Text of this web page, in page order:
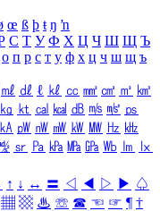
œ ß þ ŧ ŋ ŉ
С Т У Ф Х Ц Ч Ш Щ Ъ
о п р с т у ф х ц ч ш щ ъ
㎖ ㎗ ℓ ㎘ ㏄ ㎣ ㎤ ㎥ ㎦
㎏ ㏏ ㎈ ㎉ ㏈ ㎧ ㎨ ㎰
㎄ ㎺ ㎻ ㎽ ㎾ ㎿ ㎐ ㎑
㏛ ㎩ ㎪ ㎫ ㎬ ㏝ ㏐
㏓
↑ ↓ ↔ 〓 ◁ ◀ ▷ ▶ ♤
▦ ▩ ♨ ☏ ☎ ☜ ☞ ¶ †